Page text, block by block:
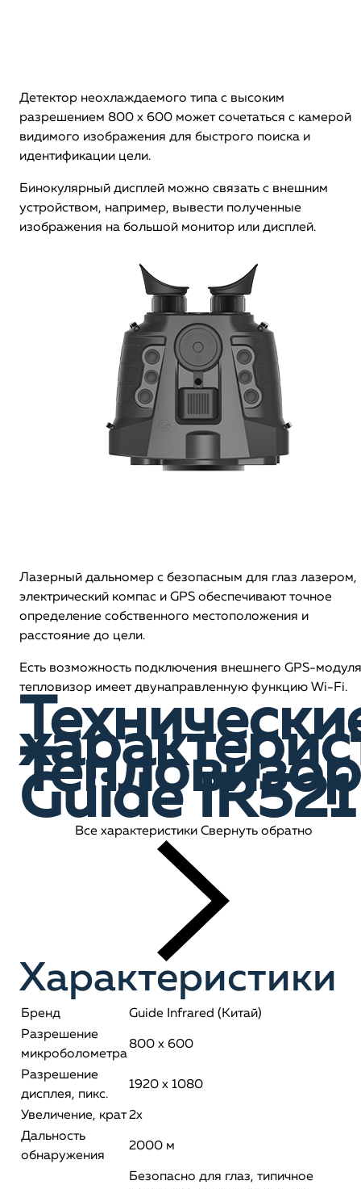
Детектор неохлаждаемого типа с высоким
разрешением 800 х 600 может сочетаться с камерой
видимого изображения для быстрого поиска и
идентификации цели.
Бинокулярный дисплей можно связать с внешним
устройством, например, вывести полученные
изображения на большой монитор или дисплей.
Лазерный дальномер с безопасным для глаз лазером,
электрический компас и GPS обеспечивают точное
определение собственного местоположения и
расстояние до цели.
Есть возможность подключения внешнего GPS-
тепловизор имеет двунаправленную функцию Wi-Fi.
Тепловизор
Guide IR521
Все характеристики Свернуть обратно
Характеристики
Бренд
Guide Infrared (Китай)
Разрешение
микроболометра
800 х 600
Разрешение
дисплея, пикс.
1920 х 1080
Увеличение, крат2x
Дальность
обнаружения
2000 м
Безопасно для глаз, типичное